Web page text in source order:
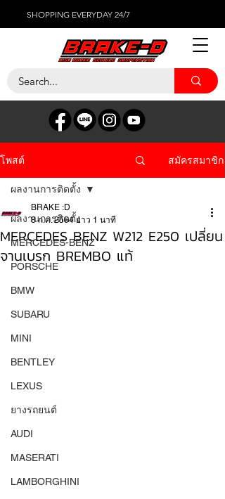
SHOPPING EVERYDAY 24/7
โพสต์ สมัครสมาชิก
ผลงานการติดตั้ง
MERCEDES-BENZ
PORSCHE
BMW
SUBARU
MINI
BENTLEY
LEXUS
ยางรถยนต์
AUDI
MASERATI
LAMBORGHINI
ผลงานการติดตั้ง
MERCEDES BENZ W212 E250 เปลี่ยน
จานเบรก BREMBO แท้
BRAKE :D
8 ก.ค. 2564 ยาว 1 นาที